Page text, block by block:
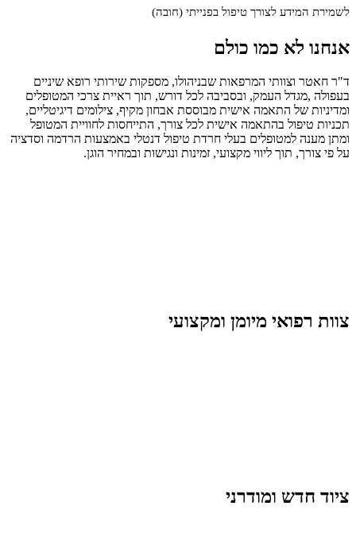
לשמירת המידע לצורך טיפול בפנייתי (חובה)
אנחנו לא כמו כולם
ד"ר חאטר וצוותי המרפאות שבניהולו, מספקות שירותי רופא שיניים
בעפולה ,מגדל העמק, ובסביבה לכל דורש, תוך ראיית צרכי המטופלים
ומדיניות של התאמה אישית מבוססת אבחון מקיף, צילומים דיגיטליים,
תכניות טיפול בהתאמה אישית לכל צורך, התייחסות לחוויית המטופל
ומתן מענה למטופלים בעלי חרדת טיפול דנטלי באמצעות הרדמה וסדציה
על פי צורך, תוך ליווי מקצועי, זמינות ונגישות ובמחיר הוגן.
צוות רפואי מיומן ומקצועי
ציוד חדש ומודרני